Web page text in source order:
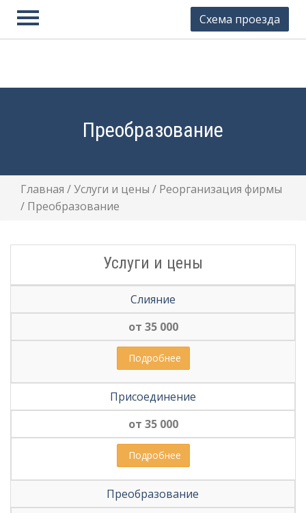
Юстион
Регистрация фирмы
Внесение изменений
Готовые фирмы
Бухгалтерские услуги
Налоговые споры
Схема проезда
Преобразование
Главная /Услуги и цены / Реорганизация фирмы
/ Преобразование
Услуги и цены
Слияние
от 35 000
Подробнее
Присоединение
от 35 000
Подробнее
Преобразование